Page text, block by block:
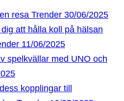
resa Trender 30/06/2025
att hålla koll på hälsan
11/06/2025
spelkvällar med UNO och
kopplingar till